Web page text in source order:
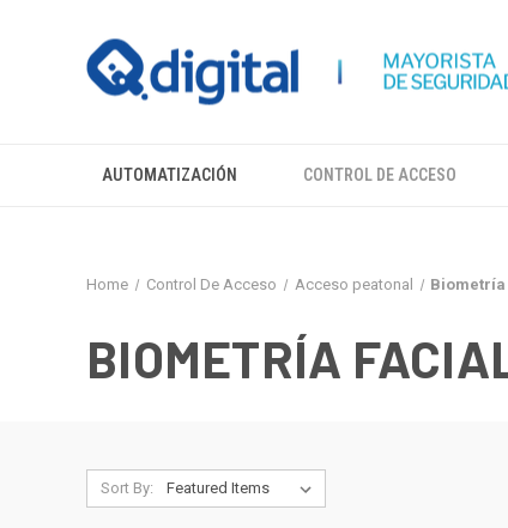
AUTOMATIZACIÓN CONTROL DE ACCESO
Home Control De Acceso Acceso peatonal Biometría
BIOMETRÍA
Sort By: